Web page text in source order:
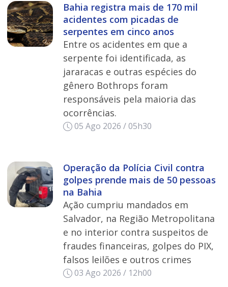
Bahia registra mais de 170 mil
acidentes com picadas de
serpentes em cinco anos
Entre os acidentes em que a
serpente foi identificada, as
jararacas e outras espécies do
gênero Bothrops foram
responsáveis pela maioria das
ocorrências.
05 Ago 2026 / 05h30
Operação da Polícia Civil contra
golpes prende mais de 50 pessoas
na Bahia
Ação cumpriu mandados em
Salvador, na Região Metropolitana
e no interior contra suspeitos de
fraudes financeiras, golpes do PIX,
falsos leilões e outros crimes
03 Ago 2026 / 12h00